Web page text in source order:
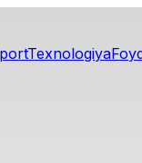
Texnologiya